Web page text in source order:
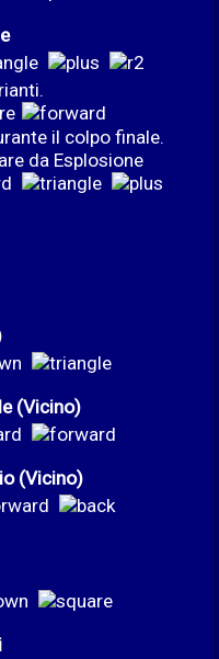
il colpo finale.
da Esplosione
(Vicino)
(Vicino)